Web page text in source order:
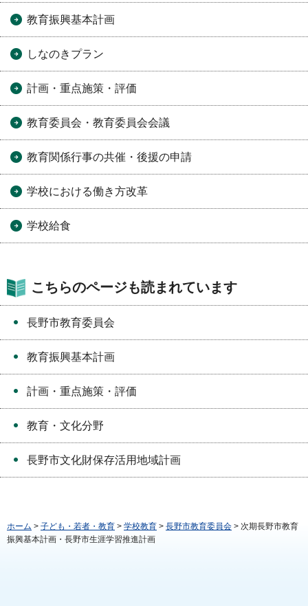
教育振興基本計画
しなのきプラン
計画・重点施策・評価
教育委員会・教育委員会会議
教育関係行事の共催・後援の申請
学校における働き方改革
学校給食
こちらのページも読まれています
長野市教育委員会
教育振興基本計画
計画・重点施策・評価
教育・文化分野
長野市文化財保存活用地域計画
ホーム > 子ども・若者・教育 > 学校教育 > 長野市教育委員会 > 次期長野市教育
振興基本計画・長野市生涯学習推進計画